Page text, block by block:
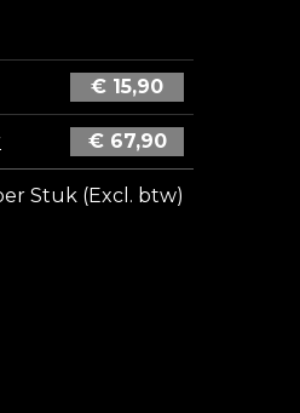
€ 15,90
€67,90
Stuk (Excl. btw)